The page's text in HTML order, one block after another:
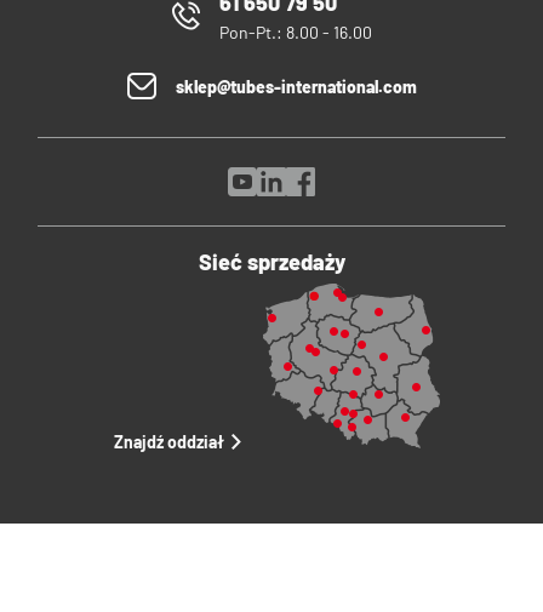
Pon-Pt.: 8.00 - 16.00
sklep@tubes-international.com
Sieć sprzedaży
Znajdź oddział